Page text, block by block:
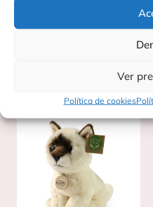
Ver
Política de cookies
responsable y respetuoso con
Productos